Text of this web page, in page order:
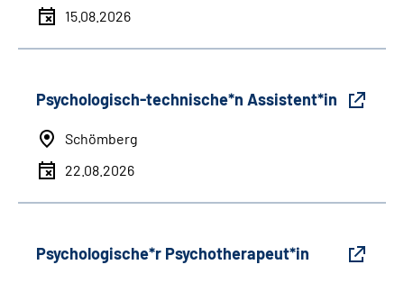
15.08.2026
Psychologisch-technische*n Assistent*in
Schömberg
22.08.2026
Psychologische*r Psychotherapeut*in